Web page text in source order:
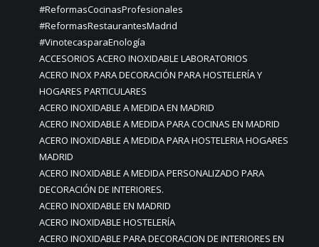
#ReformasCocinasProfesionales
#ReformasRestaurantesMadrid
#VinotecasparaEnología
ACCESORIOS ACERO INOXIDABLE LABORATORIOS
ACERO INOX PARA DECORACIÓN PARA HOSTELERÍA Y
HOGARES PARTICULARES
ACERO INOXIDABLE A MEDIDA EN MADRID
ACERO INOXIDABLE A MEDIDA PARA COCINAS EN MADRID
ACERO INOXIDABLE A MEDIDA PARA HOSTELERIA HOGARES
MADRID
ACERO INOXIDABLE A MEDIDA PERSONALIZADO PARA
DECORACIÓN DE INTERIORES.
ACERO INOXIDABLE EN MADRID
ACERO INOXIDABLE HOSTELERÍA
ACERO INOXIDABLE PARA DECORACION DE INTERIORES EN